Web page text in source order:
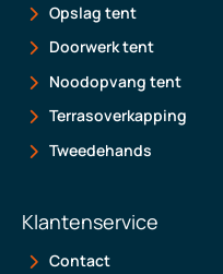
Opslag tent
Doorwerk tent
Noodopvang tent
Terrasoverkapping
Tweedehands
Klantenservice
Contact